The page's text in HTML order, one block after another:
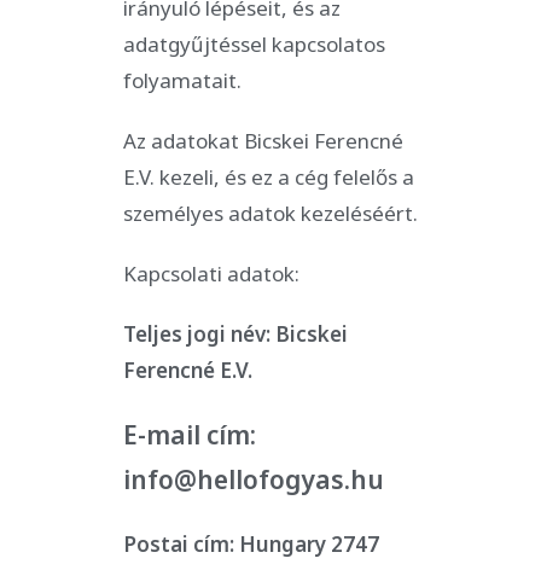
irányuló lépéseit, és az
adatgyűjtéssel kapcsolatos
folyamatait.
Az adatokat Bicskei Ferencné
E.V. kezeli, és ez a cég felelős a
személyes adatok kezeléséért.
Kapcsolati adatok:
Teljes jogi név: Bicskei
Ferencné E.V.
E-mail cím:
info@hellofogyas.hu
Postai cím: Hungary 2747